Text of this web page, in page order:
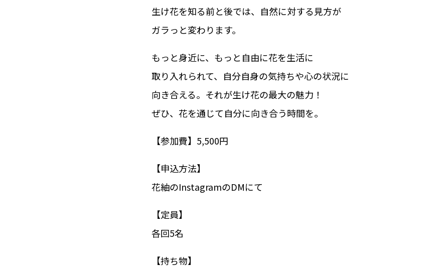
生け花を知る前と後では、自然に対する見方が
ガラっと変わります。
もっと身近に、もっと自由に花を生活に
取り入れられて、自分自身の気持ちや心の状況に
向き合える。それが生け花の最大の魅力！
ぜひ、花を通じて自分に向き合う時間を。
【参加費】5,500円
【申込方法】
花紬のInstagramのDMにて
【定員】
各回5名
【持ち物】